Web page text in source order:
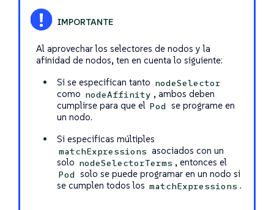
Al aprovechar los selectores de nodos y la
afinidad de nodos, ten en cuenta lo siguiente:
Si se especifican tanto nodeSelector
como nodeAffinity , ambos deben
cumplirse para que el Pod se programe en
un nodo.
Si especificas múltiples
matchExpressions asociados con un
solo nodeSelectorTerms , entonces el
Pod solo se puede programar en un nodo si
se cumplen todos los matchExpressions .